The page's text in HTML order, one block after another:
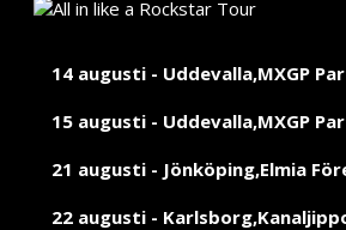
14 augusti - Uddevalla,MXGP
15 augusti - Uddevalla,MXGP
21 augusti - Jönköping,Elmia
22 augusti -